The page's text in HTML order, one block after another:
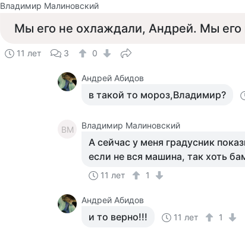
Владимир Малиновский
Мы его не охлаждали, Андрей. Мы
11 лет 3 0
Андрей Абидов
в такой то мороз,Владимир?
ВМ Владимир Малиновский
А сейчас у меня градусник
если не вся машина, так хоть
11 лет 1
Андрей Абидов
и то верно!!! 11 лет 1